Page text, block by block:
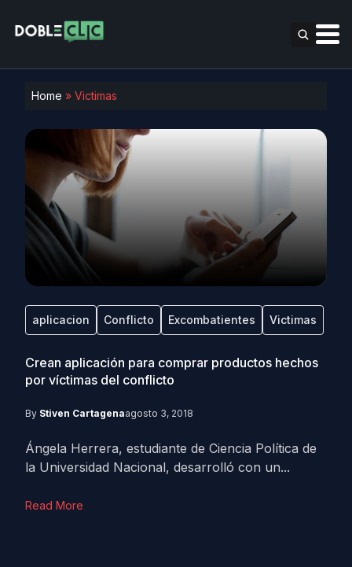
Home » Victimas
aplicacion Conflicto Excombatientes Victimas
Crean aplicación para comprar productos hechos
por víctimas del conflicto
By Stiven Cartagenaagosto 3, 2018
Ángela Herrera, estudiante de Ciencia Política de
la Universidad Nacional, desarrolló con un...
Read More